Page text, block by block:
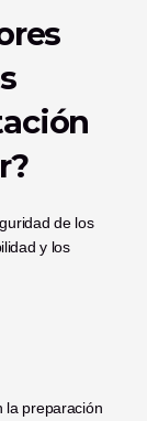
de los
y los
la preparación